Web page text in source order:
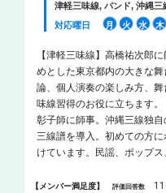
津軽三味線, バンド, 沖縄三
対応曜日
月 火 水 木
【津軽三味線】高橋祐次郎
めとした東京都内の大きな
論、個人演奏の楽しみ方、
味線習得のお役に立ちます
彰子師に師事。沖縄三線独
三線譜を導入。初めての方
けています。民謡、ポップス
【メンバー満足度】評価回答数